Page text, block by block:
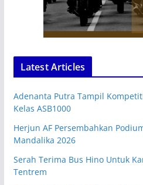
Latest Articles
Adenanta Putra Tampil
Kelas ASB1000
Herjun AF Persembahkan
Mandalika 2026
Serah Terima Bus Hino Untuk
Tentrem